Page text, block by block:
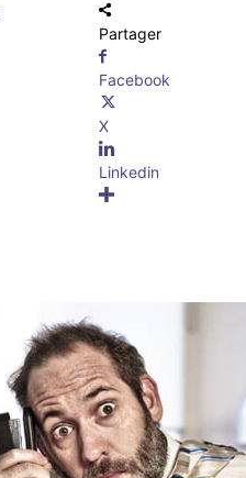
Partager
Facebook
X
Linkedin